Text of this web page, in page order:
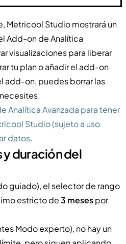
Metricool Studio mostrará un
Add-on de Analítica
visualizaciones para liberar
tu plan o añadir el add-on
add-on, puedes borrar las
Analítica Avanzada para tener
Studio (sujeto a uso
datos.
y duración del
guiado), el selector de rango
estricto de3 mesespor
Modo experto), no hay un